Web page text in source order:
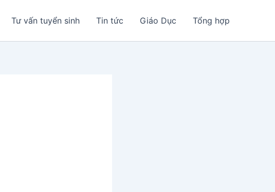
Tư vấn tuyển sinh Tin tức Giáo Dục Tổng hợp